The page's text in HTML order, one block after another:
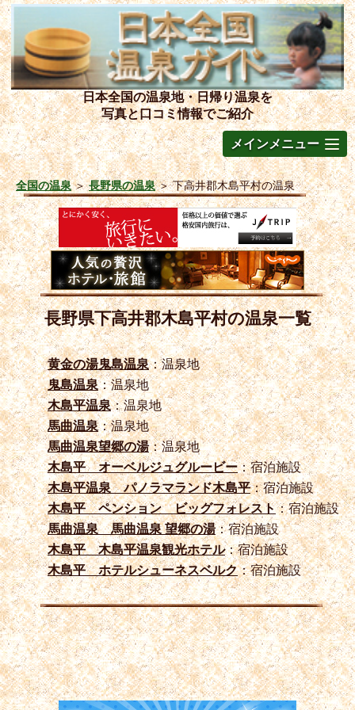
日本全国の温泉地・日帰り温泉を
写真と口コミ情報でご紹介
メインメニュー
全国の温泉＞長野県の温泉＞下高井郡木島平村の温泉
長野県下高井郡木島平村の温泉一覧
黄金の湯鬼島温泉：温泉地
鬼島温泉：温泉地
木島平温泉：温泉地
馬曲温泉：温泉地
馬曲温泉望郷の湯：温泉地
木島平 オーベルジュグルービー：宿泊施設
木島平温泉 パノラマランド木島平：宿泊施設
木島平 ペンション ビッグフォレスト：宿泊施設
馬曲温泉 馬曲温泉 望郷の湯：宿泊施設
木島平 木島平温泉観光ホテル：宿泊施設
木島平 ホテルシューネスベルク：宿泊施設